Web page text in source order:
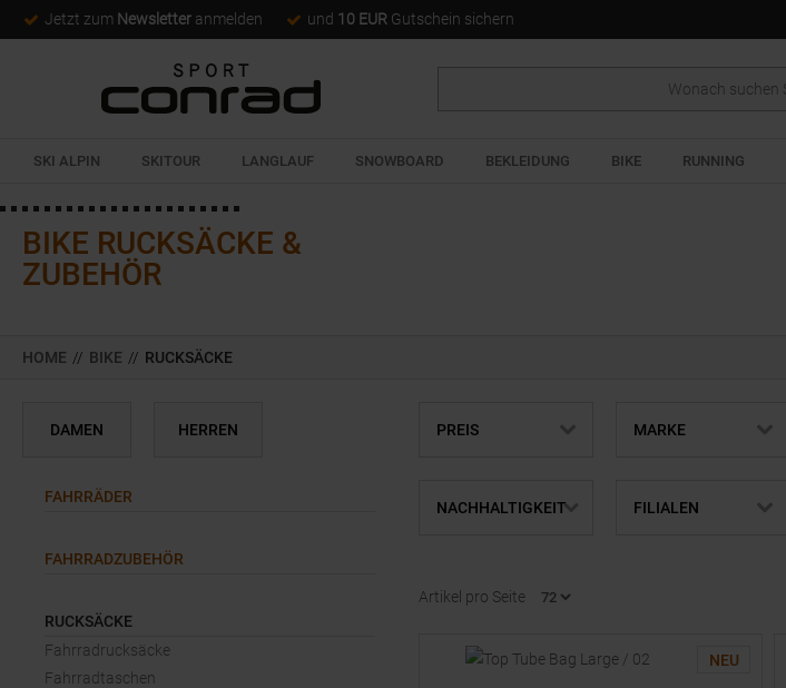
Jetzt zum Newsletter anmelden und 10 EUR Gutschein sichern
SKI ALPIN SKITOUR LANGLAUF SNOWBOARD BEKLEIDUNG BIKE RUNNING
BIKE RUCKSÄCKE &
ZUBEHÖR
HOME // BIKE // RUCKSÄCKE
DAMEN HERREN
FAHRRÄDER
FAHRRADZUBEHÖR
RUCKSÄCKE
Fahrradrucksäcke
Fahrradtaschen
PREIS MARKE
NACHHALTIGKEIT FILIALEN
Artikel pro Seite
NEU